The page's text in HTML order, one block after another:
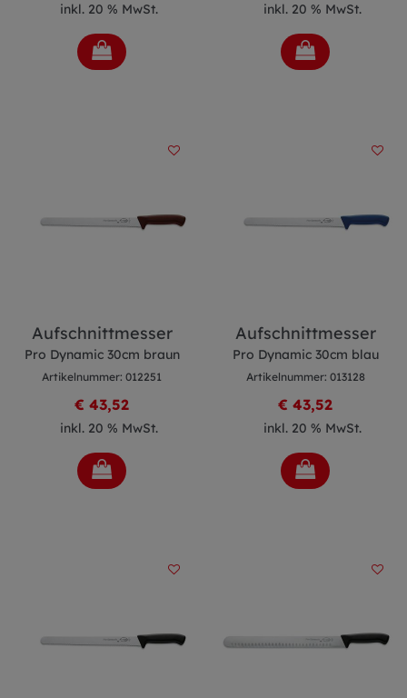
inkl. 20 % MwSt. inkl. 20 % MwSt.
Aufschnittmesser
Pro Dynamic 30cm braun
Artikelnummer: 012251
€ 43,52
inkl. 20 % MwSt.
Aufschnittmesser
Pro Dynamic 30cm blau
Artikelnummer: 013128
€ 43,52
inkl. 20 % MwSt.